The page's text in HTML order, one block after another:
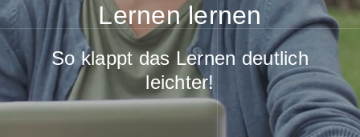
Lernen lernen
So klappt das Lernen deutlich
leichter!